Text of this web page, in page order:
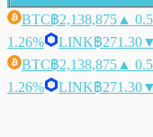
BTC฿2,138,875 ▲
1.26%
LINK฿271.30
BTC฿2,138,875 ▲
1.26%
LINK฿271.30